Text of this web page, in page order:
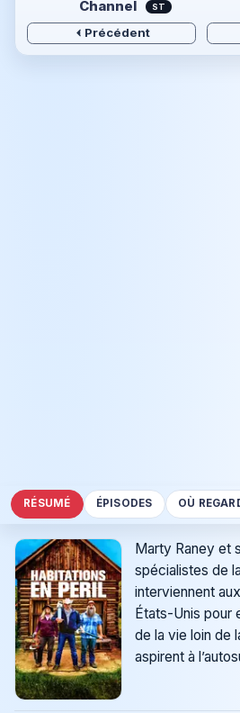
Channel
ST
Précédent
RÉSUMÉ ÉPISODES OÙ
Marty Raney et
spécialistes de
interviennent
États-Unis pour
de la vie loin de
aspirent à